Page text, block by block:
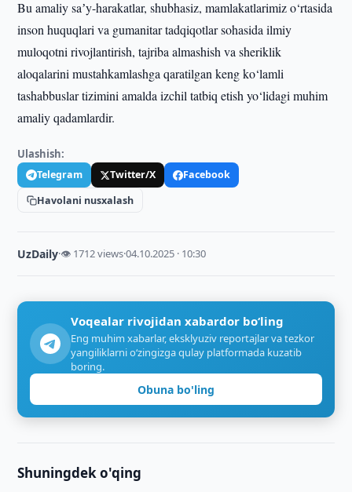
Bu amaliy saʼy-harakatlar, shubhasiz, mamlakatlarimiz o‘rtasida
inson huquqlari va gumanitar tadqiqotlar sohasida ilmiy
muloqotni rivojlantirish, tajriba almashish va sheriklik
aloqalarini mustahkamlashga qaratilgan keng ko‘lamli
tashabbuslar tizimini amalda izchil tatbiq etish yo‘lidagi muhim
amaliy qadamlardir.
Ulashish:
Telegram Twitter/X
Facebook
Havolani nusxalash
UzDaily·👁 1712 views·04.10.2025 · 10:30
Voqealar rivojidan xabardor bo‘ling
Eng muhim xabarlar, eksklyuziv reportajlar va tezkor
yangiliklarni o‘zingizga qulay platformada kuzatib
boring.
Obuna bo'ling
Shuningdek o'qing